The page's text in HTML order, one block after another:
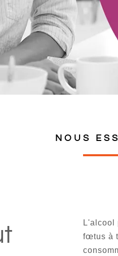
L'alcool
fœtus à
NOUS